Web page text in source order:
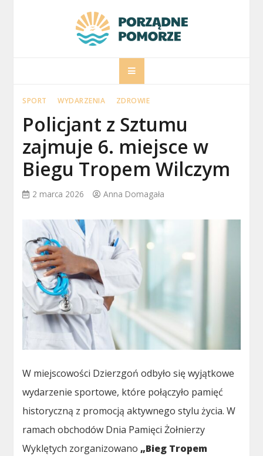
Informacje na temat Pomorza
SPORT WYDARZENIA ZDROWIE
Policjant z Sztumu
zajmuje 6. miejsce w
Biegu Tropem Wilczym
2 marca 2026 Anna Domagała
W miejscowości Dzierzgoń odbyło się wyjątkowe
wydarzenie sportowe, które połączyło pamięć
historyczną z promocją aktywnego stylu życia. W
ramach obchodów Dnia Pamięci Żołnierzy
Wyklętych zorganizowano „Bieg Tropem